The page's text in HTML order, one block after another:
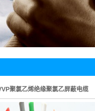
聚氯乙烯绝缘聚氯乙屏蔽电缆